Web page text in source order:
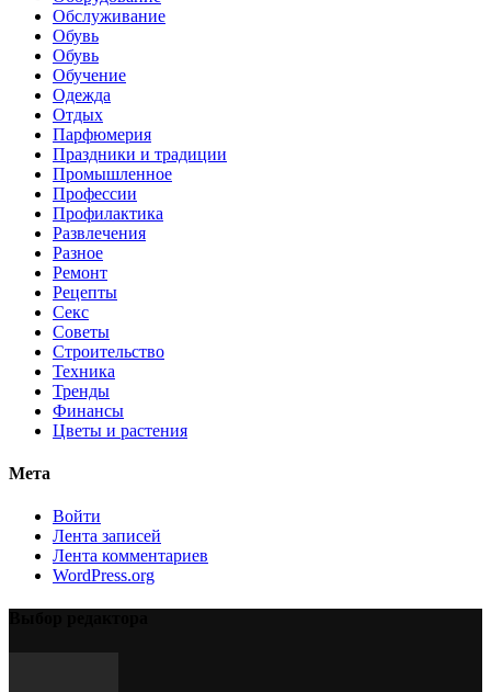
Обслуживание
Обувь
Обувь
Обучение
Одежда
Отдых
Парфюмерия
Праздники и традиции
Промышленное
Профессии
Профилактика
Развлечения
Разное
Ремонт
Рецепты
Секс
Советы
Строительство
Техника
Тренды
Финансы
Цветы и растения
Мета
Войти
Лента записей
Лента комментариев
WordPress.org